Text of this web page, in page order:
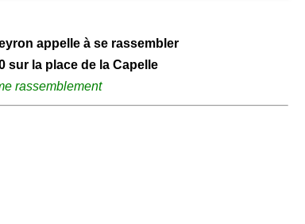
appelle à se rassembler
sur la place de la Capelle
rassemblement